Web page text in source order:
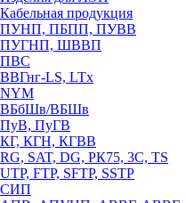
Кабельная продукция
ПУНП, ПБПП, ПУВВ
ПУГНП, ШВВП
ПВС
ВВГнг-LS, LTx
NYM
ВБбШв/ВБШв
ПуВ, ПуГВ
КГ, КГН, КГВВ
RG, SAT, DG, РК75, 3С, TS
UTP, FTP, SFTP, SSTP
СИП